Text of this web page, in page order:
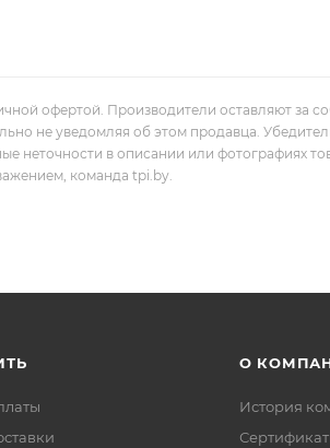
офертой. Производители оставляют за
не уведомляя об этом продавца.
неточности в описании или фотографиях
команда tpi.by.
О
История